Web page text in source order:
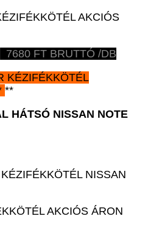
AKCIÓS
7680 FT BRUTTÓ /DB
KÉZIFÉKKÖTÉL
**
HÁTSÓ NISSAN NOTE
NISSAN
AKCIÓS ÁRON